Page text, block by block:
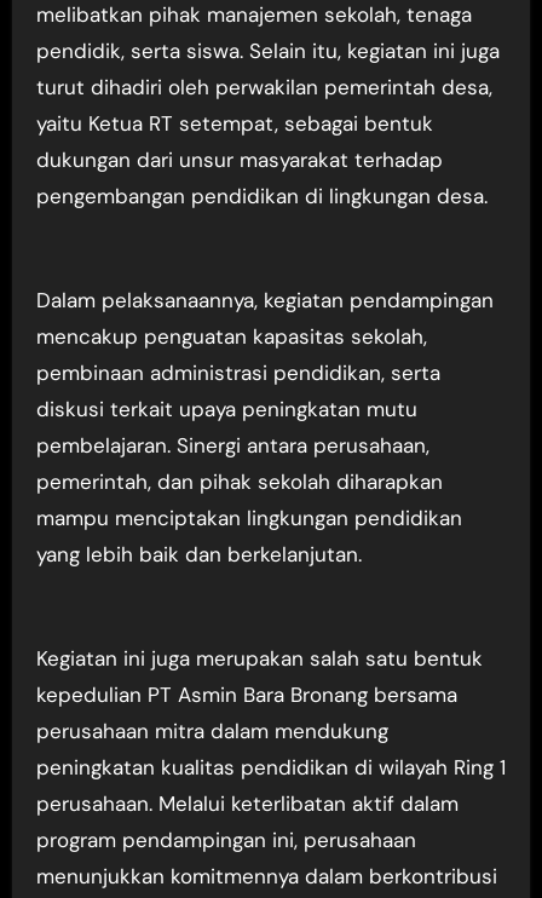
melibatkan pihak manajemen sekolah, tenaga
pendidik, serta siswa. Selain itu, kegiatan ini juga
turut dihadiri oleh perwakilan pemerintah desa,
yaitu Ketua RT setempat, sebagai bentuk
dukungan dari unsur masyarakat terhadap
pengembangan pendidikan di lingkungan desa.
Dalam pelaksanaannya, kegiatan pendampingan
mencakup penguatan kapasitas sekolah,
pembinaan administrasi pendidikan, serta
diskusi terkait upaya peningkatan mutu
pembelajaran. Sinergi antara perusahaan,
pemerintah, dan pihak sekolah diharapkan
mampu menciptakan lingkungan pendidikan
yang lebih baik dan berkelanjutan.
Kegiatan ini juga merupakan salah satu bentuk
kepedulian PT Asmin Bara Bronang bersama
perusahaan mitra dalam mendukung
peningkatan kualitas pendidikan di wilayah Ring 1
perusahaan. Melalui keterlibatan aktif dalam
program pendampingan ini, perusahaan
menunjukkan komitmennya dalam berkontribusi